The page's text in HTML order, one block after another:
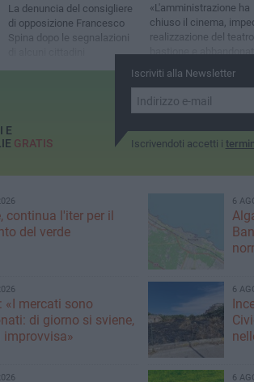
La denuncia del consigliere
di opposizione Francesco
Spina dopo le segnalazioni
«L'amministrazione ha
chiuso il cinema,
realizzazione del teatro
bastione e
parco, chiuso anche
d'estate»
Iscriviti alla Newsletter
Iscrivendoti accetti i
E
GRATIS
continua l'iter per il
del verde
6
«I mercati sono
di giorno si sviene,
improvvisa»
6
6